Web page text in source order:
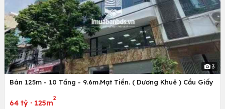
3
Bán 125m - 10 Tầng - 9.6m.Mạt Tiền. ( Dương Khuê ) Cầu Giấy
64 tỷ · 125m
2